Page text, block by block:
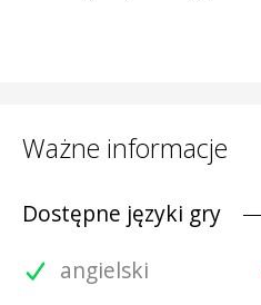
Ważne informacje
Dostępne języki gry
angielski